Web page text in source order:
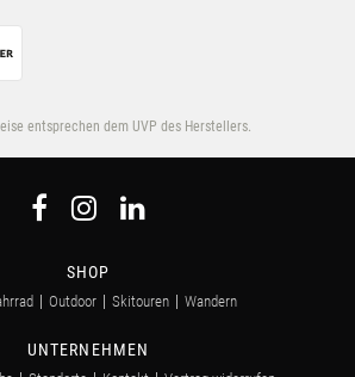
entsprechen dem UVP des Herstellers.
SHOP
Outdoor Skitouren Wandern
UNTERNEHMEN